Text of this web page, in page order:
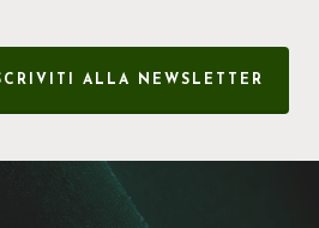
ALLA NEWSLETTER